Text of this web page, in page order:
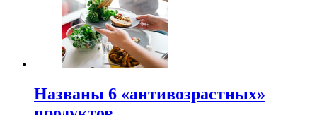
Названы 6 «антивозрастных»